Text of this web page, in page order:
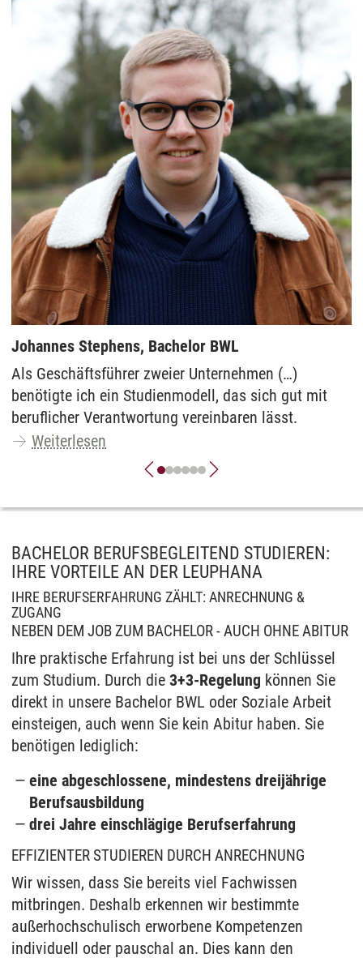
Johannes Stephens, Bachelor BWL
Als Geschäftsführer zweier Unternehmen (…)
benötigte ich ein Studienmodell, das sich gut mit
beruflicher Verantwortung vereinbaren lässt.
Weiterlesen
BACHELOR BERUFSBEGLEITEND STUDIEREN:
IHRE VORTEILE AN DER LEUPHANA
IHRE BERUFSERFAHRUNG ZÄHLT: ANRECHNUNG &
ZUGANG
NEBEN DEM JOB ZUM BACHELOR - AUCH OHNE ABITUR
Ihre praktische Erfahrung ist bei uns der Schlüssel
zum Studium. Durch die 3+3-Regelung können Sie
direkt in unsere Bachelor BWL oder Soziale Arbeit
einsteigen, auch wenn Sie kein Abitur haben. Sie
benötigen lediglich:
eine abgeschlossene, mindestens dreijährige
Berufsausbildung
drei Jahre einschlägige Berufserfahrung
EFFIZIENTER STUDIEREN DURCH ANRECHNUNG
Wir wissen, dass Sie bereits viel Fachwissen
mitbringen. Deshalb erkennen wir bestimmte
außerhochschulisch erworbene Kompetenzen
individuell oder pauschal an. Dies kann den